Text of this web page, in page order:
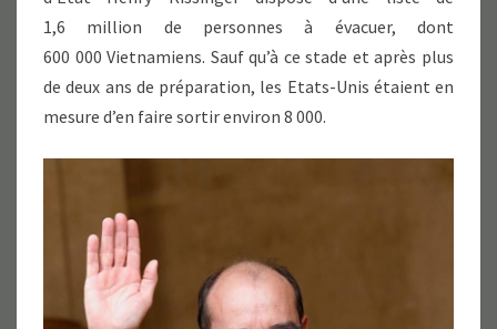
1,6 million de personnes à évacuer, dont
600 000 Vietnamiens. Sauf qu’à ce stade et après plus
de deux ans de préparation, les Etats-Unis étaient en
mesure d’en faire sortir environ 8 000.